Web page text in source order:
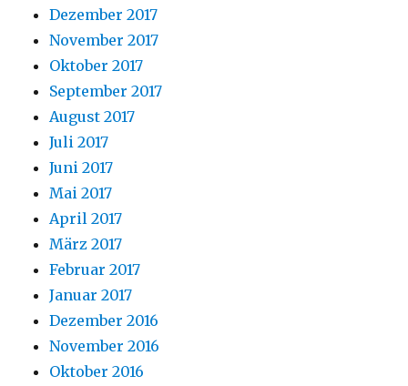
Dezember 2017
November 2017
Oktober 2017
September 2017
August 2017
Juli 2017
Juni 2017
Mai 2017
April 2017
März 2017
Februar 2017
Januar 2017
Dezember 2016
November 2016
Oktober 2016